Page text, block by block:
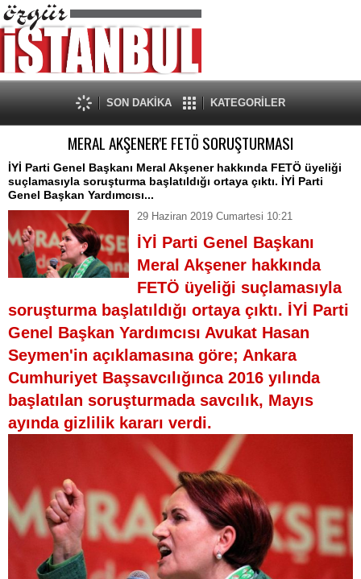
SON DAKİKA KATEGORİLER
MERAL AKŞENER'E FETÖ SORUŞTURMASI
İYİ Parti Genel Başkanı Meral Akşener hakkında FETÖ üyeliği
suçlamasıyla soruşturma başlatıldığı ortaya çıktı. İYİ Parti
Genel Başkan Yardımcısı...
29 Haziran 2019 Cumartesi 10:21
İYİ Parti Genel Başkanı
Meral Akşener hakkında
FETÖ üyeliği suçlamasıyla
soruşturma başlatıldığı ortaya çıktı. İYİ Parti
Genel Başkan Yardımcısı Avukat Hasan
Seymen'in açıklamasına göre; Ankara
Cumhuriyet Başsavcılığınca 2016 yılında
başlatılan soruşturmada savcılık, Mayıs
ayında gizlilik kararı verdi.